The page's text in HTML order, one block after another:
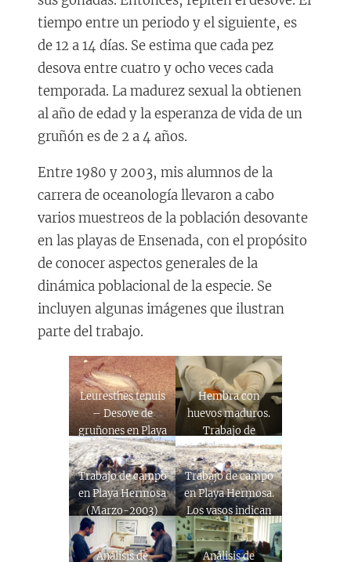
tiempo entre un periodo y el siguiente, es
de 12 a 14 días. Se estima que cada pez
desova entre cuatro y ocho veces cada
temporada. La madurez sexual la obtienen
al año de edad y la esperanza de vida de un
gruñón es de 2 a 4 años.
Entre 1980 y 2003, mis alumnos de la
carrera de oceanología llevaron a cabo
varios muestreos de la población desovante
en las playas de Ensenada, con el propósito
de conocer aspectos generales de la
dinámica poblacional de la especie. Se
incluyen algunas imágenes que ilustran
parte del trabajo.
Leuresthes tenuis
– Desove de
gruñones en Playa
Hermosa en
verano de 1980
Hembra con
huevos maduros.
Trabajo de
Laboratorio
(Marzo-2003)
Trabajo de campo
en Playa Hermosa
(Marzo-2003)
Trabajo de campo
en Playa Hermosa.
Los vasos indican
nidos (Marzo-
2003)
Análisis de
Análisis de